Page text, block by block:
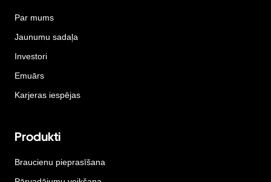
Par mums
Jaunumu sadaļa
Investori
Emuārs
Karjeras iespējas
Produkti
Braucienu pieprasīšana